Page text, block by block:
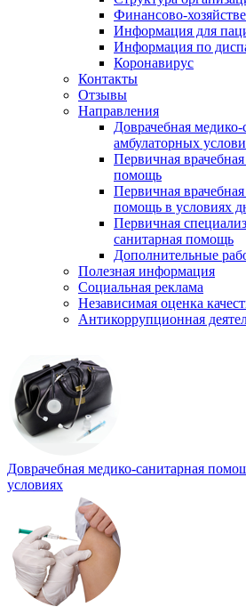
Финансово-
Информация для
Информация по
Коронавирус
Контакты
Отзывы
Направления
Доврачебная
амбулаторных
Первичная
помощь
Первичная
помощь в условиях
Первичная
санитарная помощь
Дополнительные
Полезная информация
Социальная реклама
Независимая оценка
Антикоррупционная
Доврачебная медико-санитарная
условиях